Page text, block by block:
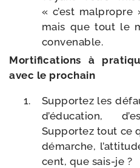
« c’est mal­propre
mais que tout le
convenable.
Mortifications à
avec le prochain
Supportez les
d’é­du­ca­tion,
Supportez tout ce
démarche,
cent, que sais-je ?